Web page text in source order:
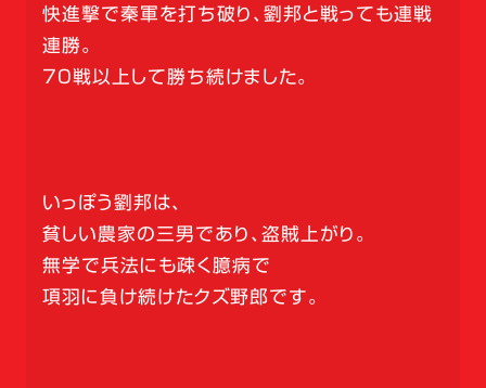
快進撃で秦軍を打ち破り、劉邦と戦っても連戦
連勝。
70戦以上して勝ち続けました。
いっぽう劉邦は、
貧しい農家の三男であり、盗賊上がり。
無学で兵法にも疎く臆病で
項羽に負け続けたクズ野郎です。